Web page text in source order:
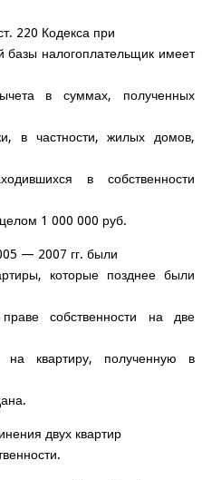
220 Кодекса при
базы налогоплательщик имеет
в суммах, полученных
в частности, жилых домов,
в собственности
1 000 000 руб.
— 2007 гг. были
которые позднее были
собственности на две
на квартиру, полученную в
двух квартир